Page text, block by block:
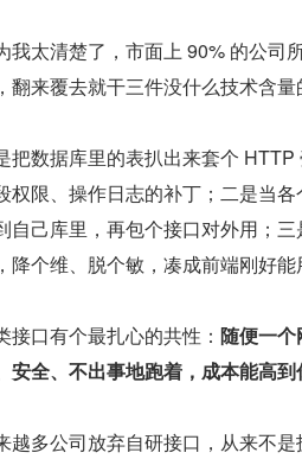
我太清楚了，市面上 90% 的公司
翻来覆去就干三件没什么技术含量
把数据库里的表扒出来套个 HTTP
权限、操作日志的补丁；二是当
自己库里，再包个接口对外用；
降个维、脱个敏，凑成前端刚好能
接口有个最扎心的共性： 随便一
安全、不出事地跑着，成本能高到
越多公司放弃自研接口，从来不